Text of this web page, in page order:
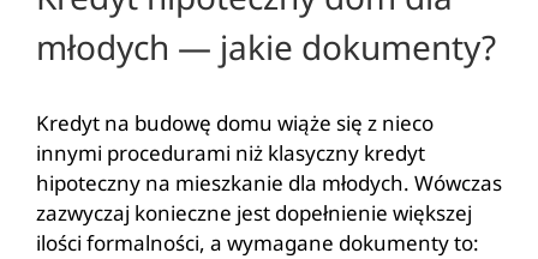
młodych — jakie dokumenty?
Kredyt na budowę domu wiąże się z nieco
innymi procedurami niż klasyczny kredyt
hipoteczny na mieszkanie dla młodych. Wówczas
zazwyczaj konieczne jest dopełnienie większej
ilości formalności, a wymagane dokumenty to: